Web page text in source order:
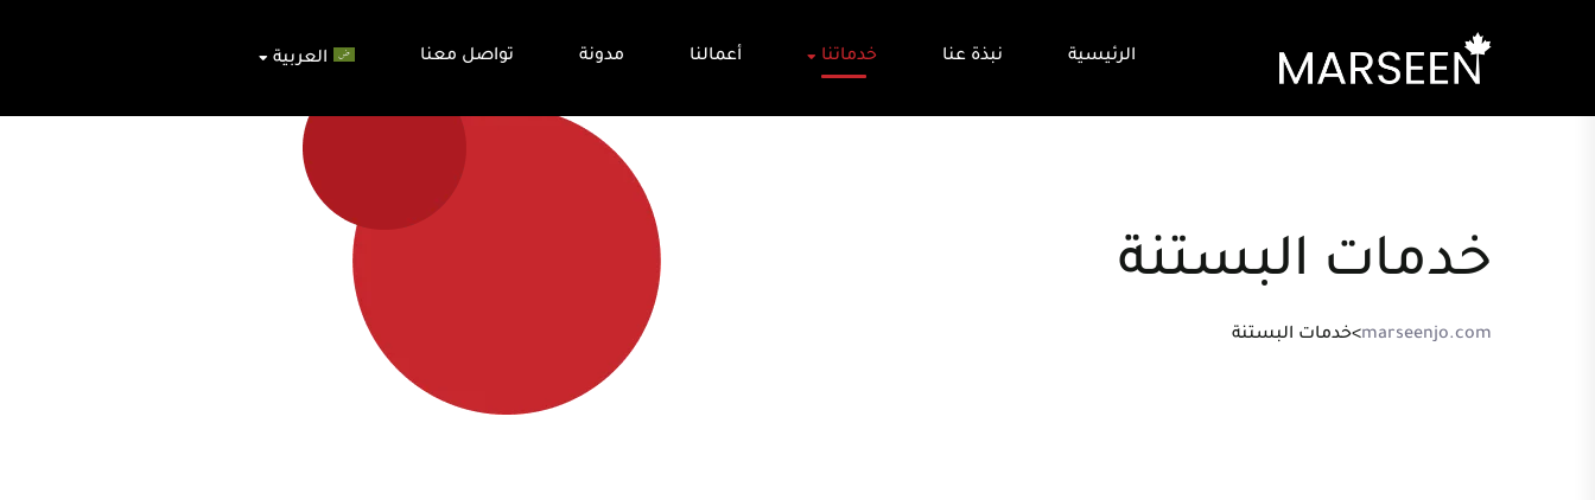
الرئيسية نبذة عنا خدماتنا أعمالنا مدونة تواصل معنا العربية
خدمات البستنة
marseenjo.com
>خدمات البستنة